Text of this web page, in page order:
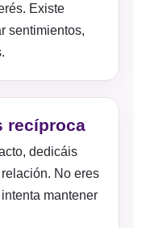
Existe
sentimientos,
recíproca
dedicáis
No eres
mantener